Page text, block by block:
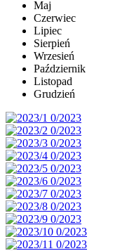
Maj
Czerwiec
Lipiec
Sierpień
Wrzesień
Październik
Listopad
Grudzień